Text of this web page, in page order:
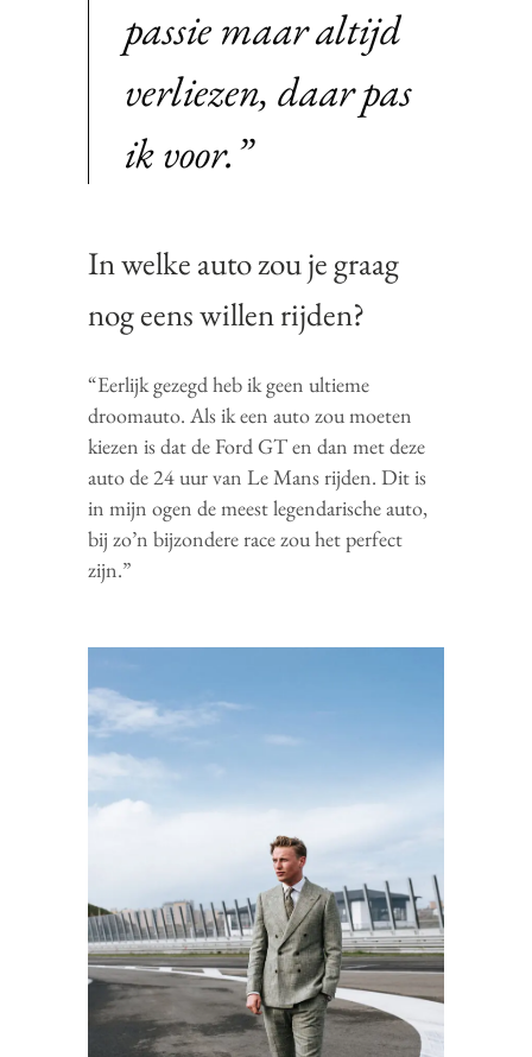
passie maar altijd
verliezen, daar pas
ik voor.”
In welke auto zou je graag
nog eens willen rijden?
“Eerlijk gezegd heb ik geen ultieme
droomauto. Als ik een auto zou moeten
kiezen is dat de Ford GT en dan met deze
auto de 24 uur van Le Mans rijden. Dit is
in mijn ogen de meest legendarische auto,
bij zo’n bijzondere race zou het perfect
zijn.”